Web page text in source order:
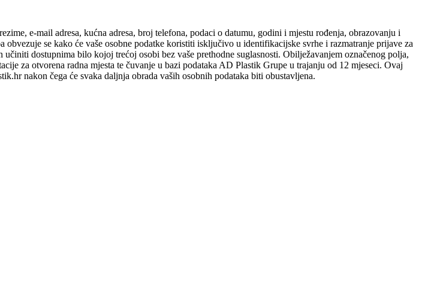
e-mail adresa, kućna adresa, broj telefona, podaci o datumu, godini i mjestu rođenja, obrazovanju i
se kako će vaše osobne podatke koristiti isključivo u identifikacijske svrhe i razmatranje prijave za
dostupnima bilo kojoj trećoj osobi bez vaše prethodne suglasnosti. Obilježavanjem označenog polja,
za otvorena radna mjesta te čuvanje u bazi podataka AD Plastik Grupe u trajanju od 12 mjeseci. Ovaj
nakon čega će svaka daljnja obrada vaših osobnih podataka biti obustavljena.